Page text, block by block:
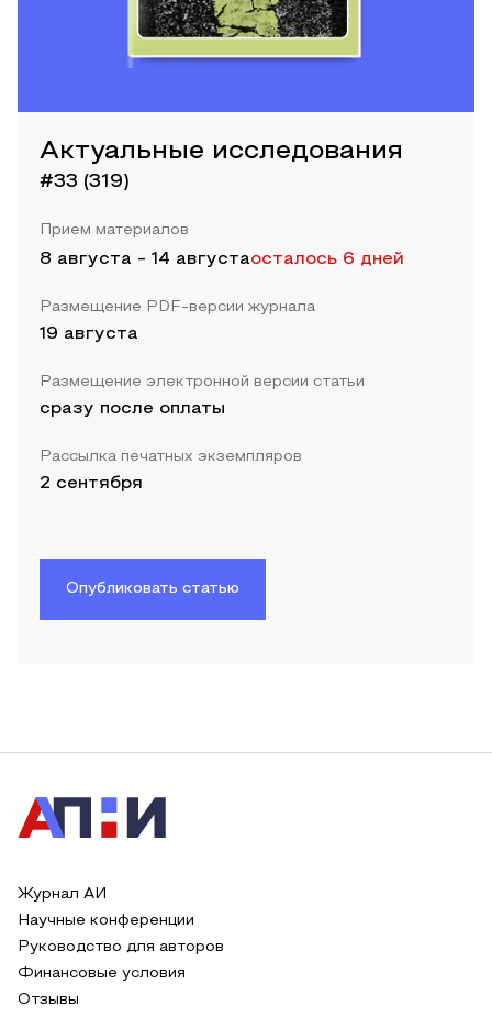
Актуальные исследования
#33 (319)
Прием материалов
8 августа - 14 августаосталось 6 дней
Размещение PDF-версии журнала
19 августа
Размещение электронной версии статьи
сразу после оплаты
Рассылка печатных экземпляров
2 сентября
Опубликовать статью
Журнал АИ
Научные конференции
Руководство для авторов
Финансовые условия
Отзывы